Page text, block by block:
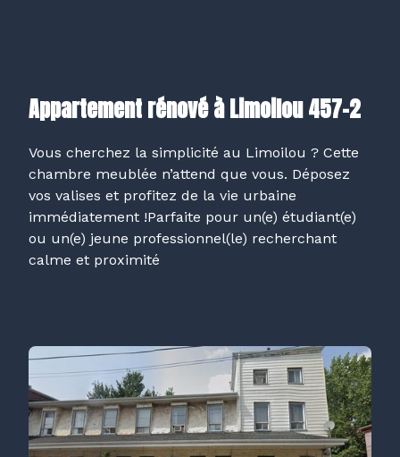
Appartement rénové à Limoilou 457-2
Vous cherchez la simplicité au Limoilou ? Cette
chambre meublée n’attend que vous. Déposez
vos valises et profitez de la vie urbaine
immédiatement !Parfaite pour un(e) étudiant(e)
ou un(e) jeune professionnel(le) recherchant
calme et proximité